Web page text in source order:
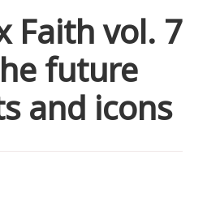
Faith vol. 7
future
and icons